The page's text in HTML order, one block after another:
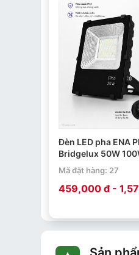
Đèn LED pha ENA
Bridgelux 50W
Mã đặt hàng: 27
459,000 đ -